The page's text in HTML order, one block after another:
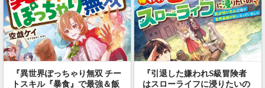
『異世界ぽっちゃり無双 チー
トスキル『暴食』で最強＆飯
『引退した嫌われS級冒険者
はスローライフに浸りたいの